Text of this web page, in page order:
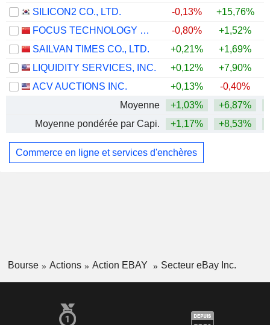
SILICON2 CO., LTD.
-0,13% +15,76%
FOCUS TECHNOLOGY CO., LTD.
-0,80% +1,52%
SAILVAN TIMES CO., LTD.
+0,21% +1,69%
LIQUIDITY SERVICES, INC.
+0,12% +7,90%
ACV AUCTIONS INC.
+0,13% -0,40%
Moyenne
+1,03% +6,87%
Moyenne pondérée par Capi.
+1,17% +8,53%
Commerce en ligne et services d'enchères
Bourse Actions Action EBAY Secteur eBay Inc.